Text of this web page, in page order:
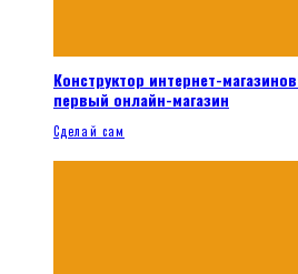
Конструктор интернет-
первый онлайн-магазин
Сделай сам